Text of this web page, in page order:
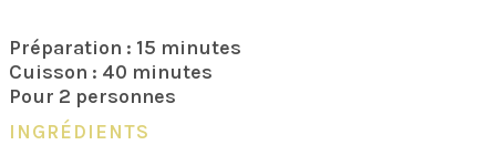
Préparation : 15 minutes
Cuisson : 40 minutes
Pour 2 personnes
INGRÉDIENTS